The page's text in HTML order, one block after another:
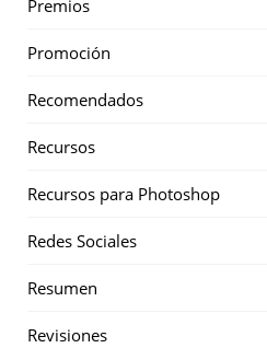
Premios
Promoción
Recomendados
Recursos
Recursos para Photoshop
Redes Sociales
Resumen
Revisiones